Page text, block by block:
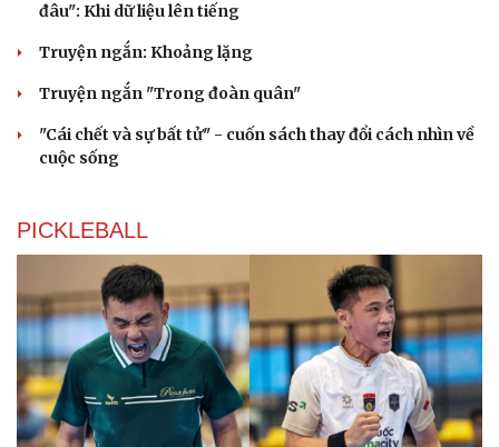
đâu": Khi dữ liệu lên tiếng
Truyện ngắn: Khoảng lặng
Truyện ngắn "Trong đoàn quân"
"Cái chết và sự bất tử" - cuốn sách thay đổi cách nhìn về
cuộc sống
PICKLEBALL